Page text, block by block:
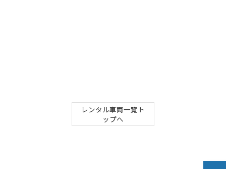
レンタル車両一覧ト
ップへ